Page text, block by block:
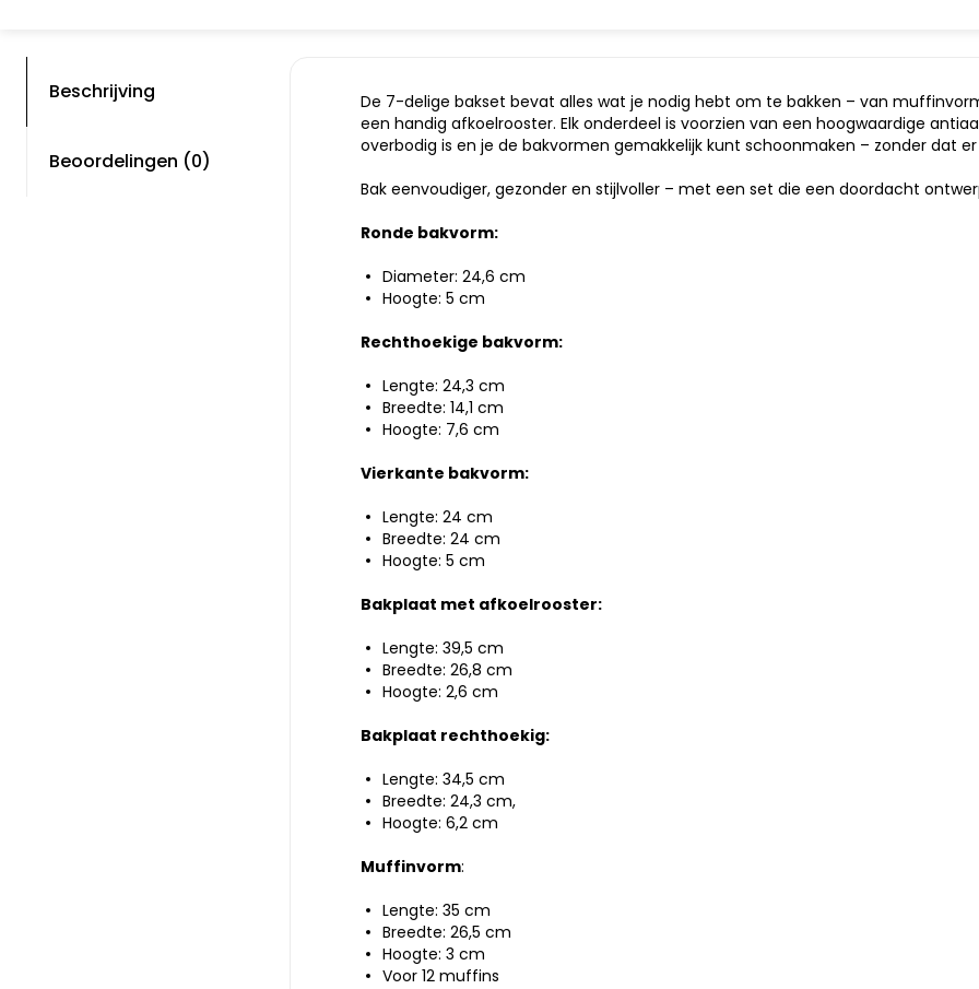
Beschrijving
Beoordelingen (0)
De 7-delige bakset bevat alles wat je nodig hebt om te bakken – van
een handig afkoelrooster. Elk onderdeel is voorzien van een hoogwaardige
overbodig is en je de bakvormen gemakkelijk kunt schoonmaken – zonder dat
Bak eenvoudiger, gezonder en stijlvoller – met een set die een doordacht
Ronde bakvorm:
Diameter: 24,6 cm
Hoogte: 5 cm
Rechthoekige bakvorm:
Lengte: 24,3 cm
Breedte: 14,1 cm
Hoogte: 7,6 cm
Vierkante bakvorm:
Lengte: 24 cm
Breedte: 24 cm
Hoogte: 5 cm
Bakplaat met afkoelrooster:
Lengte: 39,5 cm
Breedte: 26,8 cm
Hoogte: 2,6 cm
Bakplaat rechthoekig:
Lengte: 34,5 cm
Breedte: 24,3 cm,
Hoogte: 6,2 cm
Muffinvorm:
Lengte: 35 cm
Breedte: 26,5 cm
Hoogte: 3 cm
Voor 12 muffins